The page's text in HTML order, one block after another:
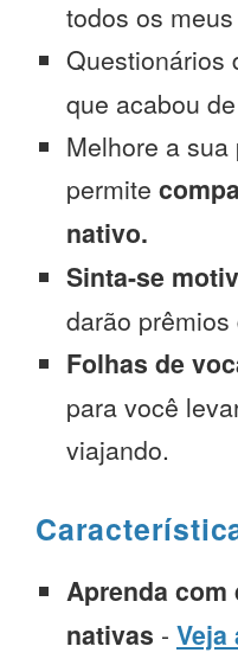
todos os meus
Questionários
que acabou
Melhore a
permite
nativo.
Sinta-se
darão
Folhas de
para você
viajando.
Aprenda com
nativas - Veja